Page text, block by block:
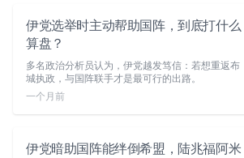
伊党选举时主动帮助国阵，到底打什么
算盘？
多名政治分析员认为，伊党越发笃信：若想重返布
城执政，与国阵联手才是最可行的出路。
一个月前
伊党暗助国阵能绊倒希盟，陆兆福阿米